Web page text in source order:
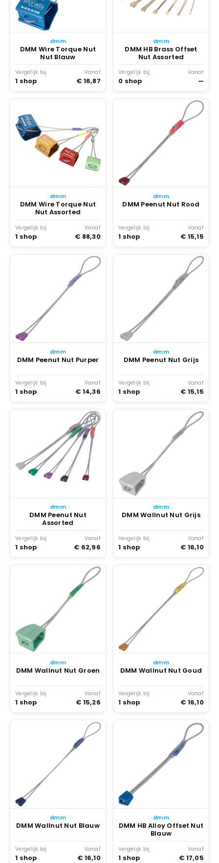
dmm
DMM Wire Torque Nut
Nut Blauw
Vergelijk bij
1 shop
Vanaf
€ 16,87
dmm
DMM HB Brass Offset
Nut Assorted
Vergelijk bij
0 shop
Vanaf
—
dmm
DMM Wire Torque Nut
Nut Assorted
Vergelijk bij
1 shop
Vanaf
€ 88,30
dmm
DMM Peenut Nut Rood
Vergelijk bij
1 shop
Vanaf
€ 15,15
dmm
DMM Peenut Nut Purper
Vergelijk bij
1 shop
Vanaf
€ 14,36
dmm
DMM Peenut Nut Grijs
Vergelijk bij
1 shop
Vanaf
€ 15,15
dmm
DMM Peenut Nut
Assorted
Vergelijk bij
1 shop
Vanaf
€ 62,96
dmm
DMM Wallnut Nut Grijs
Vergelijk bij
1 shop
Vanaf
€ 16,10
dmm
DMM Wallnut Nut Groen
Vergelijk bij
1 shop
Vanaf
€ 15,26
dmm
DMM Wallnut Nut Goud
Vergelijk bij
1 shop
Vanaf
€ 16,10
dmm
DMM Wallnut Nut Blauw
Vergelijk bij
1 shop
Vanaf
€ 16,10
dmm
DMM HB Alloy Offset Nut
Blauw
Vergelijk bij
1 shop
Vanaf
€ 17,05